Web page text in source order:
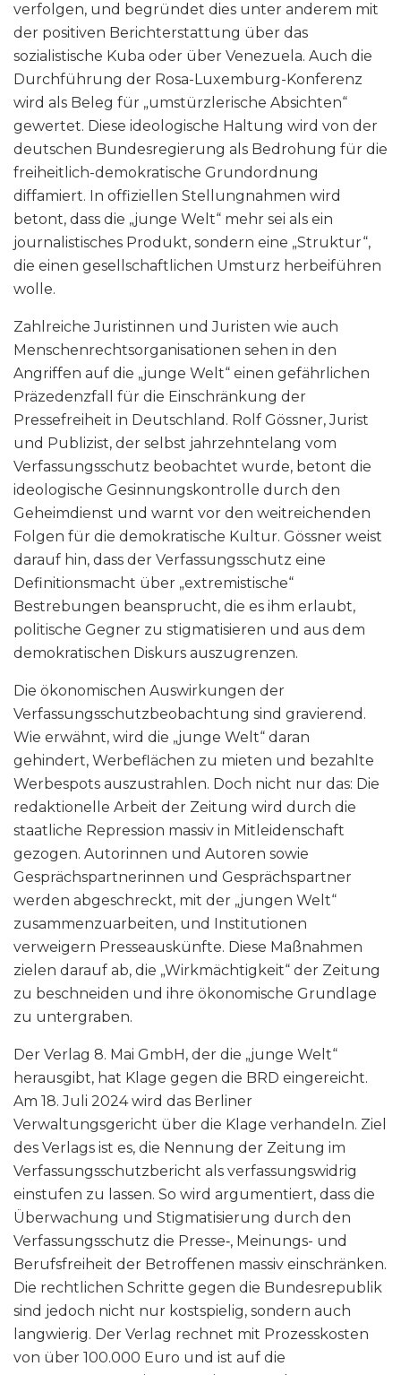
verfolgen, und begründet dies unter anderem mit
der positiven Berichterstattung über das
sozialistische Kuba oder über Venezuela. Auch die
Durchführung der Rosa-Luxemburg-Konferenz
wird als Beleg für „umstürzlerische Absichten“
gewertet. Diese ideologische Haltung wird von der
deutschen Bundesregierung als Bedrohung für die
freiheitlich-demokratische Grundordnung
diffamiert. In offiziellen Stellungnahmen wird
betont, dass die „junge Welt“ mehr sei als ein
journalistisches Produkt, sondern eine „Struktur“,
die einen gesellschaftlichen Umsturz herbeiführen
wolle.
Zahlreiche Juristinnen und Juristen wie auch
Menschenrechtsorganisationen sehen in den
Angriffen auf die „junge Welt“ einen gefährlichen
Präzedenzfall für die Einschränkung der
Pressefreiheit in Deutschland. Rolf Gössner, Jurist
und Publizist, der selbst jahrzehntelang vom
Verfassungsschutz beobachtet wurde, betont die
ideologische Gesinnungskontrolle durch den
Geheimdienst und warnt vor den weitreichenden
Folgen für die demokratische Kultur. Gössner weist
darauf hin, dass der Verfassungsschutz eine
Definitionsmacht über „extremistische“
Bestrebungen beansprucht, die es ihm erlaubt,
politische Gegner zu stigmatisieren und aus dem
demokratischen Diskurs auszugrenzen.
Die ökonomischen Auswirkungen der
Verfassungsschutzbeobachtung sind gravierend.
Wie erwähnt, wird die „junge Welt“ daran
gehindert, Werbeflächen zu mieten und bezahlte
Werbespots auszustrahlen. Doch nicht nur das: Die
redaktionelle Arbeit der Zeitung wird durch die
staatliche Repression massiv in Mitleidenschaft
gezogen. Autorinnen und Autoren sowie
Gesprächspartnerinnen und Gesprächspartner
werden abgeschreckt, mit der „jungen Welt“
zusammenzuarbeiten, und Institutionen
verweigern Presseauskünfte. Diese Maßnahmen
zielen darauf ab, die „Wirkmächtigkeit“ der Zeitung
zu beschneiden und ihre ökonomische Grundlage
zu untergraben.
Der Verlag 8. Mai GmbH, der die „junge Welt“
herausgibt, hat Klage gegen die BRD eingereicht.
Am 18. Juli 2024 wird das Berliner
Verwaltungsgericht über die Klage verhandeln. Ziel
des Verlags ist es, die Nennung der Zeitung im
Verfassungsschutzbericht als verfassungswidrig
einstufen zu lassen. So wird argumentiert, dass die
Überwachung und Stigmatisierung durch den
Verfassungsschutz die Presse‑, Meinungs- und
Berufsfreiheit der Betroffenen massiv einschränken.
Die rechtlichen Schritte gegen die Bundesrepublik
sind jedoch nicht nur kostspielig, sondern auch
langwierig. Der Verlag rechnet mit Prozesskosten
von über 100.000 Euro und ist auf die